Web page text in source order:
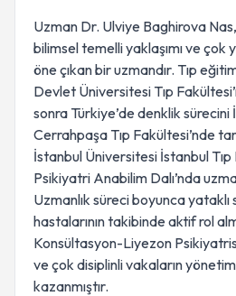
Uzman Dr. Ulviye Baghirova
bilimsel temelli yaklaşımı ve çok
öne çıkan bir uzmandır. Tıp
Devlet Üniversitesi Tıp
sonra Türkiye’de denklik
Cerrahpaşa Tıp Fakültesi’nde
İstanbul Üniversitesi İstanbul
Psikiyatri Anabilim Dalı’nda
Uzmanlık süreci boyunca
hastalarının takibinde aktif rol
Konsültasyon-Liyezon
ve çok disiplinli vakaların
kazanmıştır.